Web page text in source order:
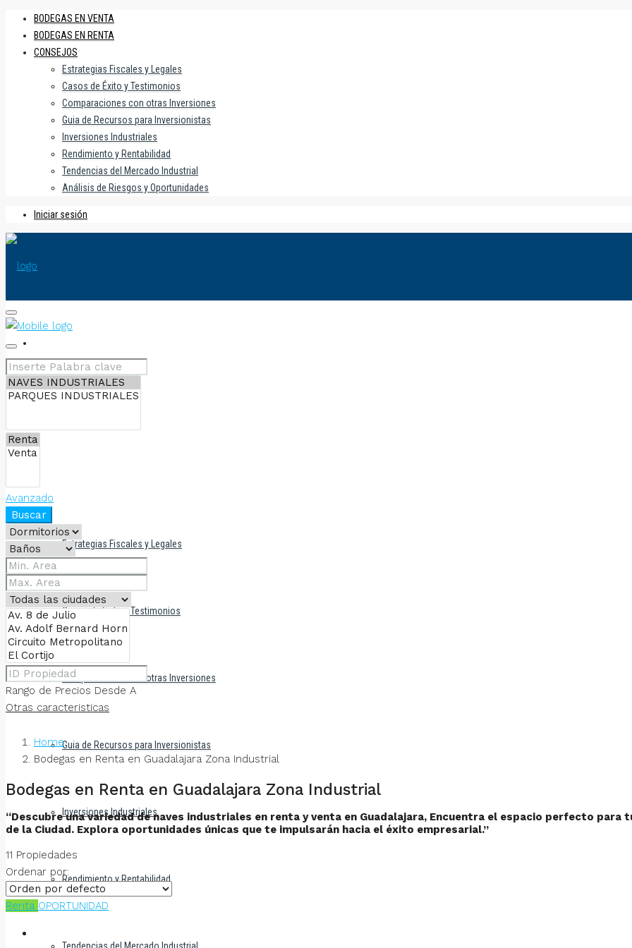
BODEGAS EN VENTA
BODEGAS EN RENTA
CONSEJOS
Estrategias Fiscales y Legales
Casos de Éxito y Testimonios
Comparaciones con otras Inversiones
Guia de Recursos para Inversionistas
Inversiones Industriales
Rendimiento y Rentabilidad
Tendencias del Mercado Industrial
Análisis de Riesgos y Oportunidades
Iniciar sesión
Estrategias Fiscales y Legales
Casos de Éxito y Testimonios
Comparaciones con otras Inversiones
Guia de Recursos para Inversionistas
Inversiones Industriales
Rendimiento y Rentabilidad
Avanzado
Buscar
Rango de Precios Desde A
Otras caracteristicas
Home
Bodegas en Renta en Guadalajara Zona Industrial
Bodegas en Renta en Guadalajara Zona Industrial
“Descubre una variedad de naves industriales en renta y venta en Guadalajara, Encuentra el espacio perfecto para
de la Ciudad. Explora oportunidades únicas que te impulsarán hacia el éxito empresarial.”
11 Propiedades
Ordenar por:
Renta OPORTUNIDAD